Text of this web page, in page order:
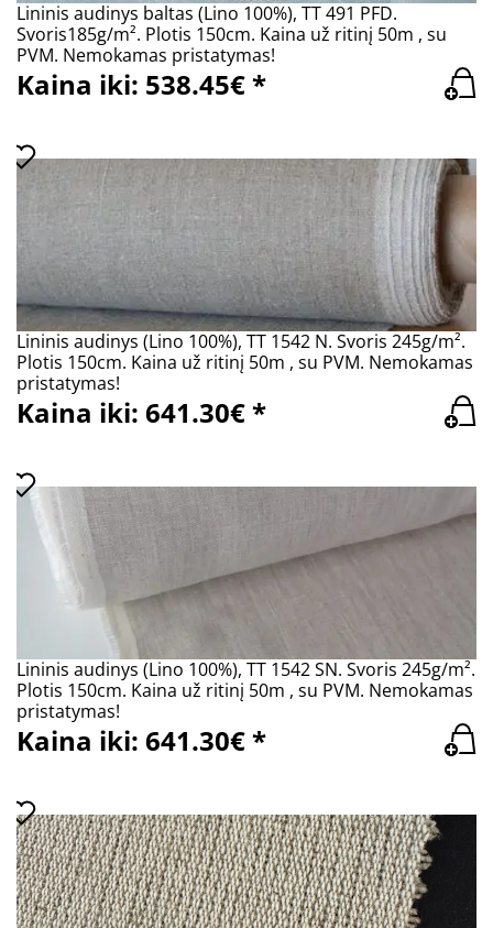
Lininis audinys baltas (Lino 100%), TT 491 PFD.
Svoris185g/m². Plotis 150cm. Kaina už ritinį 50m , su
PVM. Nemokamas pristatymas!
Kaina iki: 538.45€ *
Lininis audinys (Lino 100%), TT 1542 N. Svoris 245g/m².
Plotis 150cm. Kaina už ritinį 50m , su PVM. Nemokamas
pristatymas!
Kaina iki: 641.30€ *
Lininis audinys (Lino 100%), TT 1542 SN. Svoris 245g/m².
Plotis 150cm. Kaina už ritinį 50m , su PVM. Nemokamas
pristatymas!
Kaina iki: 641.30€ *